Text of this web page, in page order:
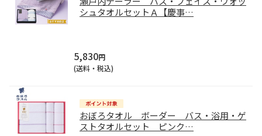
シュタオルセットＡ【慶事…
5,830円
(送料・税込)
おぼろタオル ボーダー バス・浴用・ゲ
ストタオルセット ピンク…